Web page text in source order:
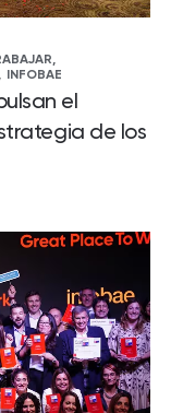
INFOBAE
el
de los